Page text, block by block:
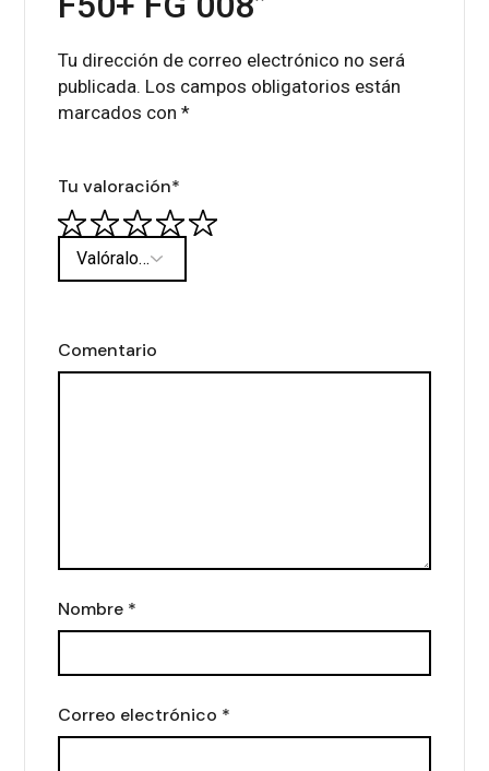
Tu dirección de correo electrónico no será
publicada. Los campos obligatorios están
marcados con*
Tu valoración*
Comentario
Nombre *
Correo electrónico *